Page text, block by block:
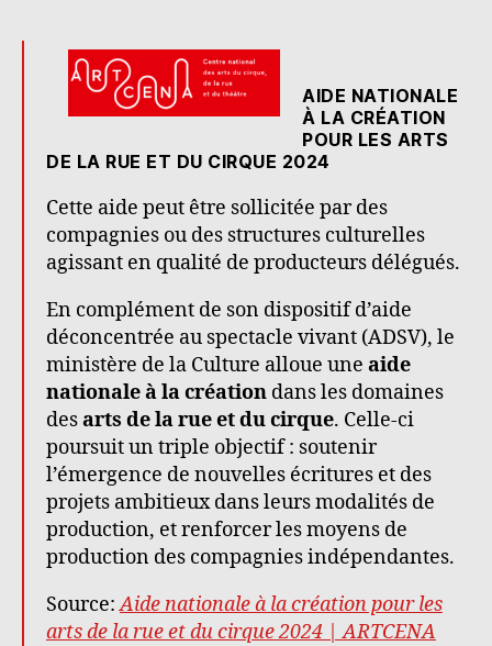
AIDE NATIONALE
À LA CRÉATION
POUR LES ARTS
DE LA RUE ET DU CIRQUE 2024
Cette aide peut être sollicitée par des
compagnies ou des structures culturelles
agissant en qualité de producteurs délégués.
En complément de son dispositif d’aide
déconcentrée au spectacle vivant (ADSV), le
ministère de la Culture alloue une aide
nationale à la création dans les domaines
desarts de la rue et du cirque. Celle-ci
poursuit un triple objectif : soutenir
l’émergence de nouvelles écritures et des
projets ambitieux dans leurs modalités de
production, et renforcer les moyens de
production des compagnies indépendantes.
Source:Aide nationale à la création pour les
arts de la rue et du cirque 2024 | ARTCENA